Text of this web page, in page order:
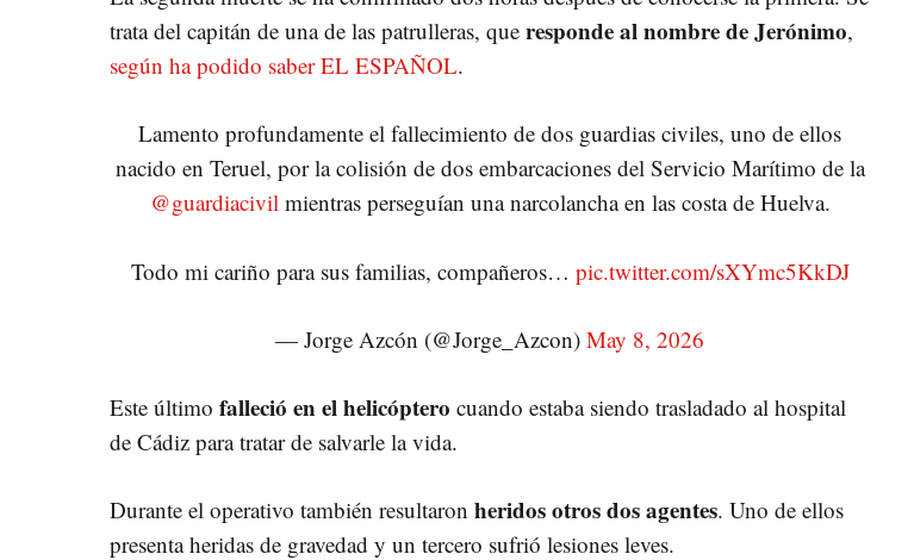
trata del capitán de una de las patrulleras, que responde al nombre de Jerónimo,
según ha podido saber EL ESPAÑOL.
Lamento profundamente el fallecimiento de dos guardias civiles, uno de ellos
nacido en Teruel, por la colisión de dos embarcaciones del Servicio Marítimo de la
@guardiacivil mientras perseguían una narcolancha en las costa de Huelva.
Todo mi cariño para sus familias, compañeros… pic.twitter.com/sXYmc5KkDJ
— Jorge Azcón (@Jorge_Azcon)May 8, 2026
Este último falleció en el helicóptero cuando estaba siendo trasladado al hospital
de Cádiz para tratar de salvarle la vida.
Durante el operativo también resultaron heridos otros dos agentes. Uno de ellos
presenta heridas de gravedad y un tercero sufrió lesiones leves.